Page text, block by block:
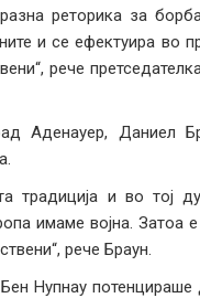
реторика за
и се ефектуира во
рече
Аденауер, Даниел
традиција и во тој
имаме војна. Затоа
рече Браун.
Нупнау